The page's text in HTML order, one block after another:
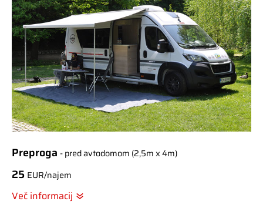
Preproga - pred avtodomom (2,5m x 4m)
25 EUR/najem
Več informacij